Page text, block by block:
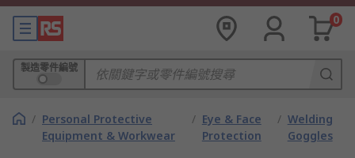
0
製造零件編號
/ Personal Protective
Equipment & Workwear
/ Eye & Face
Protection
/ Welding
Goggles